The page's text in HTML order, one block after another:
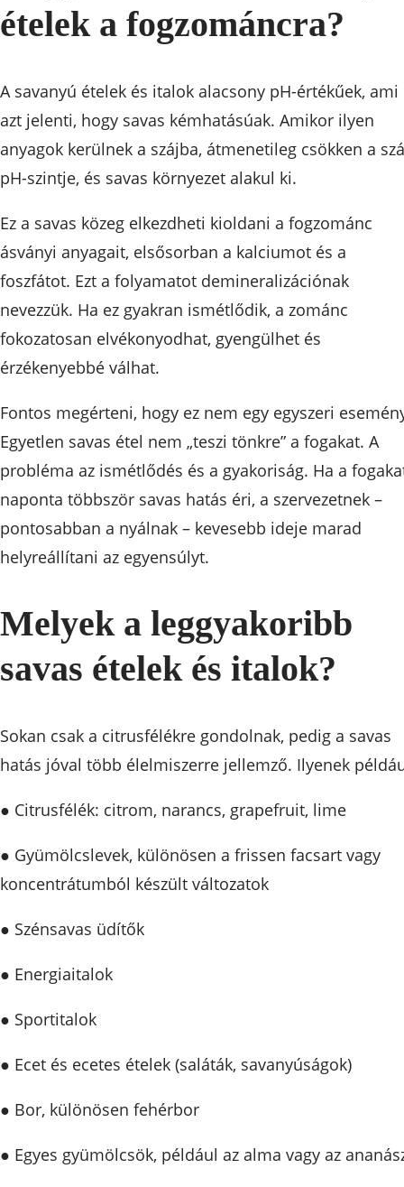
ételek a fogzománcra?
A savanyú ételek és italok alacsony pH-értékűek, ami
azt jelenti, hogy savas kémhatásúak. Amikor ilyen
anyagok kerülnek a szájba, átmenetileg csökken a
pH-szintje, és savas környezet alakul ki.
Ez a savas közeg elkezdheti kioldani a fogzománc
ásványi anyagait, elsősorban a kalciumot és a
foszfátot. Ezt a folyamatot demineralizációnak
nevezzük. Ha ez gyakran ismétlődik, a zománc
fokozatosan elvékonyodhat, gyengülhet és
érzékenyebbé válhat.
Fontos megérteni, hogy ez nem egy egyszeri
Egyetlen savas étel nem „teszi tönkre” a fogakat. A
probléma az ismétlődés és a gyakoriság. Ha a
naponta többször savas hatás éri, a szervezetnek –
pontosabban a nyálnak – kevesebb ideje marad
helyreállítani az egyensúlyt.
Melyek a leggyakoribb
savas ételek és italok?
Sokan csak a citrusfélékre gondolnak, pedig a savas
hatás jóval több élelmiszerre jellemző. Ilyenek
● Citrusfélék: citrom, narancs, grapefruit, lime
● Gyümölcslevek, különösen a frissen facsart vagy
koncentrátumból készült változatok
● Szénsavas üdítők
● Energiaitalok
● Sportitalok
● Ecet és ecetes ételek (saláták, savanyúságok)
● Bor, különösen fehérbor
● Egyes gyümölcsök, például az alma vagy az